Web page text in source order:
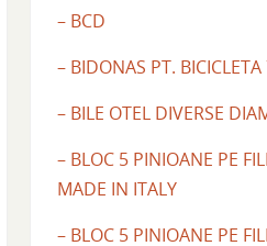
– BCD
– BIDONAS PT.
– BILE OTEL DIVERSE
– BLOC 5 PINIOANE PE
MADE IN ITALY
– BLOC 5 PINIOANE PE